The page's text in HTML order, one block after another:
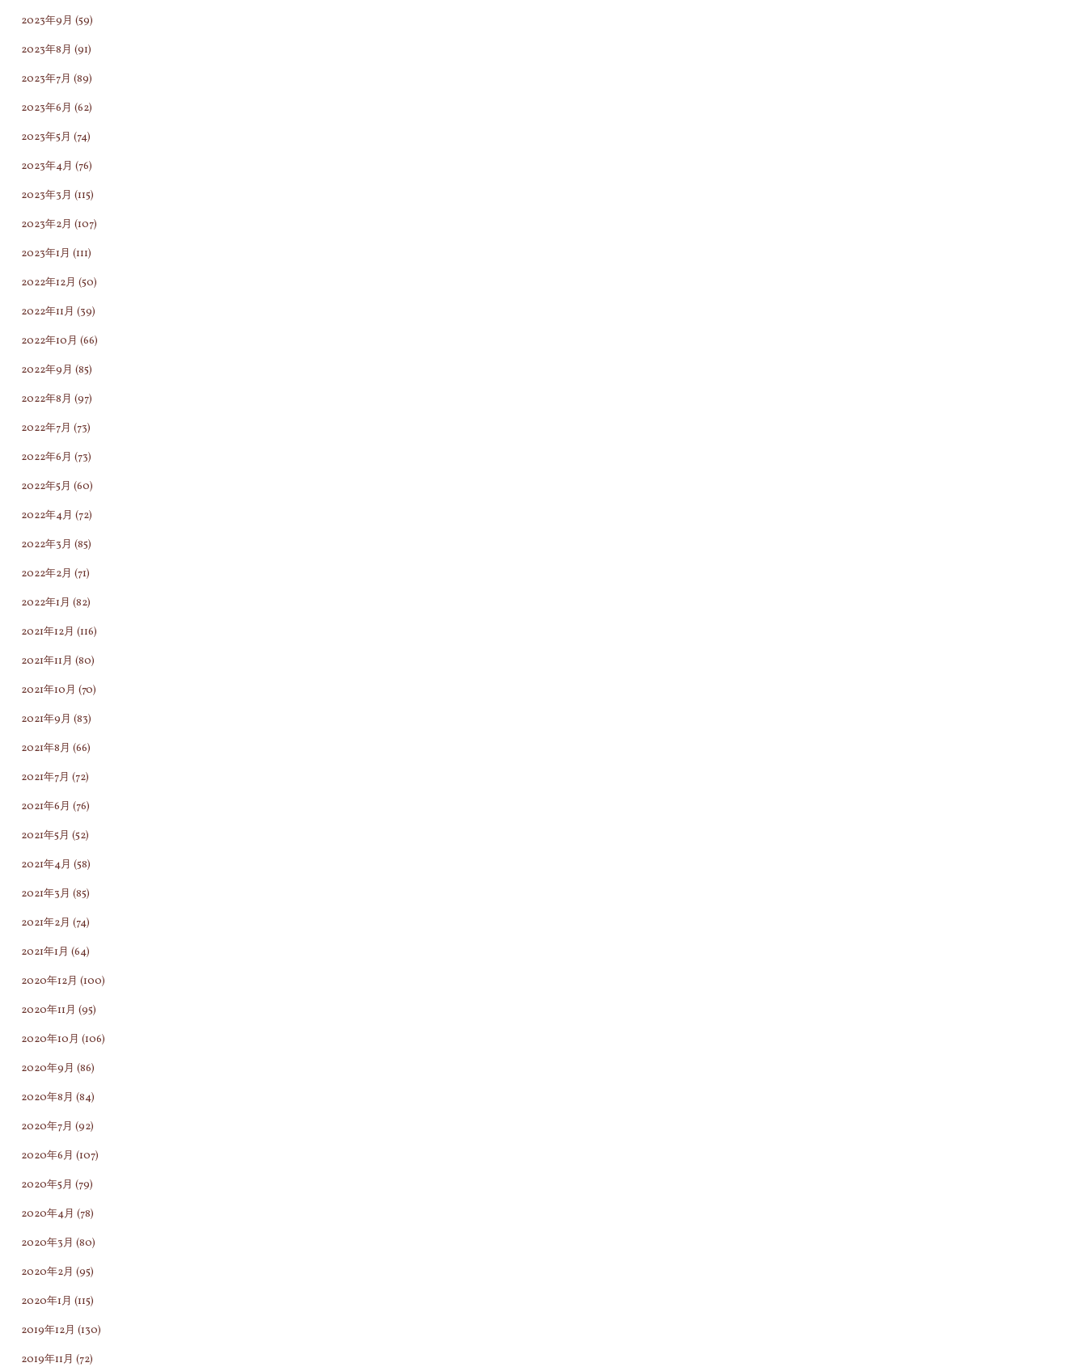
2023年9月 (59)
2023年8月 (91)
2023年7月 (89)
2023年6月 (62)
2023年5月 (74)
2023年4月 (76)
2023年3月 (115)
2023年2月 (107)
2023年1月 (111)
2022年12月 (50)
2022年11月 (39)
2022年10月 (66)
2022年9月 (85)
2022年8月 (97)
2022年7月 (73)
2022年6月 (73)
2022年5月 (60)
2022年4月 (72)
2022年3月 (85)
2022年2月 (71)
2022年1月 (82)
2021年12月 (116)
2021年11月 (80)
2021年10月 (70)
2021年9月 (83)
2021年8月 (66)
2021年7月 (72)
2021年6月 (76)
2021年5月 (52)
2021年4月 (58)
2021年3月 (85)
2021年2月 (74)
2021年1月 (64)
2020年12月 (100)
2020年11月 (95)
2020年10月 (106)
2020年9月 (86)
2020年8月 (84)
2020年7月 (92)
2020年6月 (107)
2020年5月 (79)
2020年4月 (78)
2020年3月 (80)
2020年2月 (95)
2020年1月 (115)
2019年12月 (130)
2019年11月 (72)